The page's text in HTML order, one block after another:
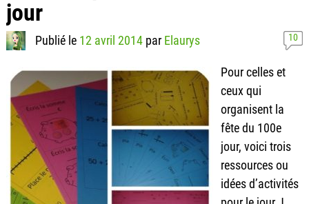
jour
Publié le 12 avril 2014 par Elaurys 10
Pour celles et
ceux qui
organisent la
fête du 100e
jour, voici trois
ressources ou
idées d’activités